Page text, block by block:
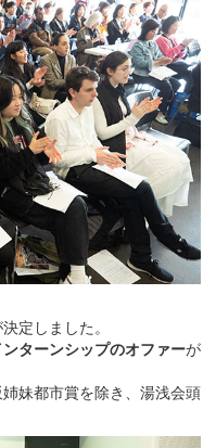
定しました。
ターンシップのオファーが
妹都市賞を除き、湯浅会頭